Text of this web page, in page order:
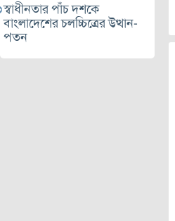
স্বাধীনতার পাঁচ দশকে
বাংলাদেশের চলচ্চিত্রের উত্থান-
পতন